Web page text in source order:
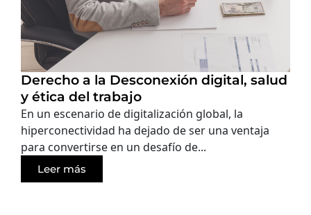
Derecho a la Desconexión digital, salud
y ética del trabajo
En un escenario de digitalización global, la
hiperconectividad ha dejado de ser una ventaja
para convertirse en un desafío de...
Leer más